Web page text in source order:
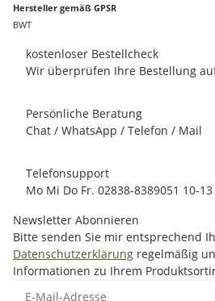
Hersteller gemäß GPSR
BWT
kostenloser Bestellcheck
Wir überprüfen Ihre Bestellung
Persönliche Beratung
Chat / WhatsApp / Telefon / Mail
Telefonsupport
Mo Mi Do Fr. 02838-8389051 10-
Newsletter Abonnieren
Bitte senden Sie mir entsprechend
Datenschutzerklärung regelmäßig
Informationen zu Ihrem